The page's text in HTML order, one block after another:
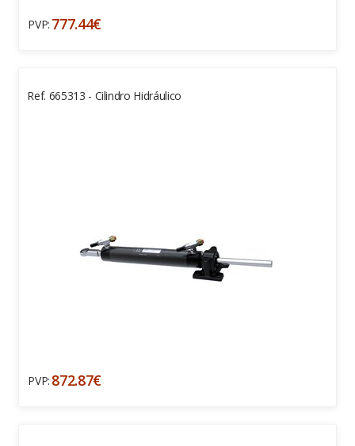
PVP: 777.44€
Ref. 665313 - Cilindro Hidráulico
PVP: 872.87€